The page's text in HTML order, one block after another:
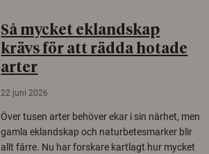
Så mycket eklandskap
krävs för att rädda hotade
arter
22 juni 2026
Över tusen arter behöver ekar i sin närhet, men
gamla eklandskap och naturbetesmarker blir
allt färre. Nu har forskare kartlagt hur mycket